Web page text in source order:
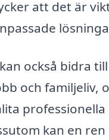
att det är
också bidra
och familjeliv,
kan en ren